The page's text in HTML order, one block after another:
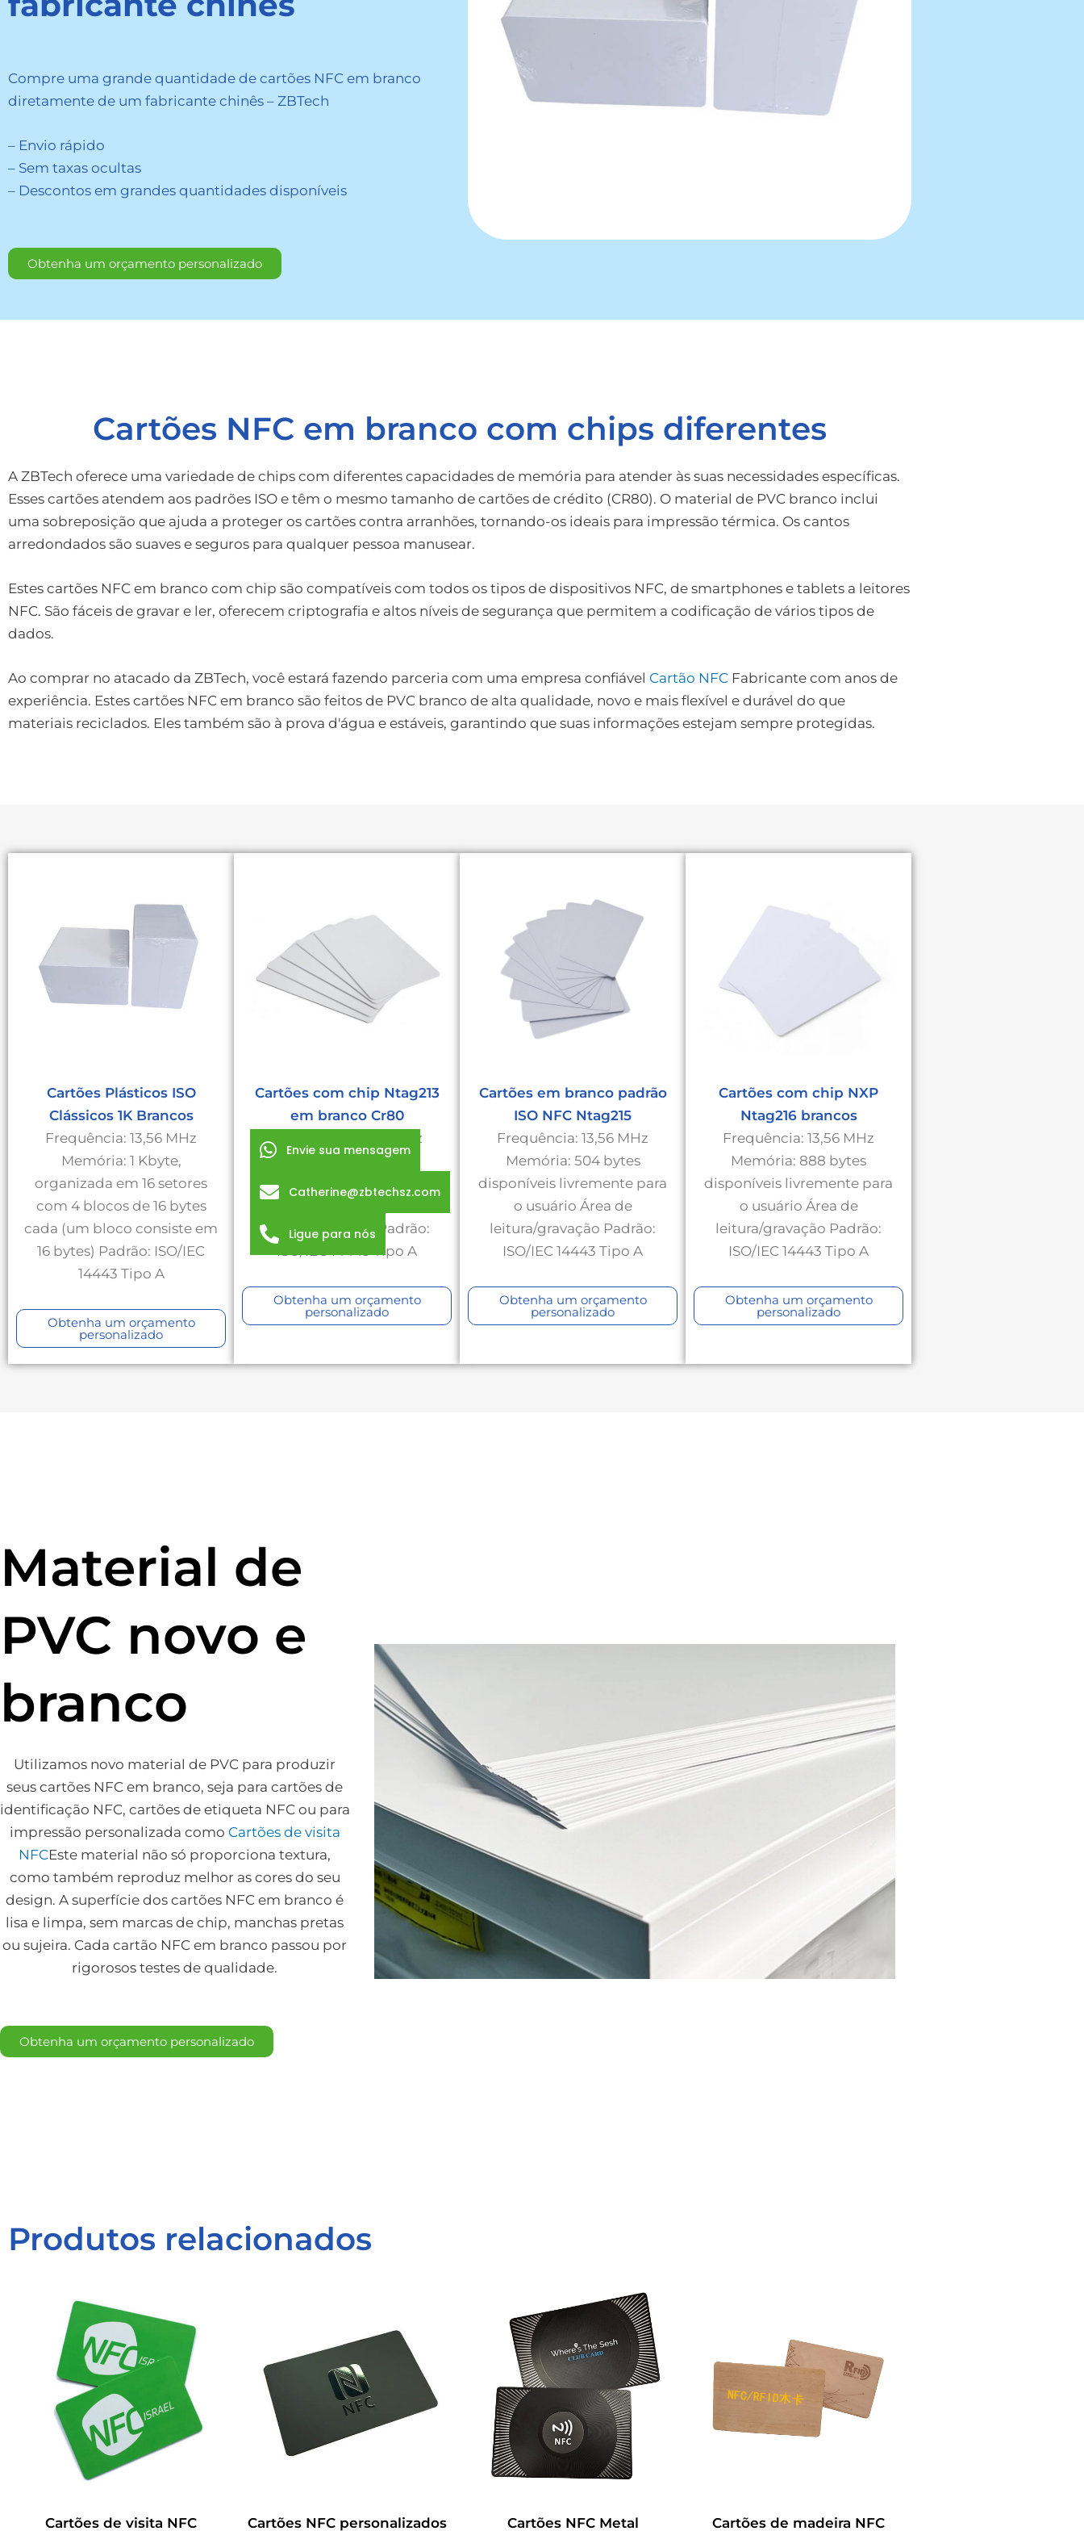
Compre uma grande quantidade de cartões NFC em branco
diretamente de um fabricante chinês – ZBTech
– Envio rápido
– Sem taxas ocultas
– Descontos em grandes quantidades disponíveis
Obtenha um orçamento personalizado
Cartões NFC em branco com chips diferentes
A ZBTech oferece uma variedade de chips com diferentes capacidades de memória para atender às suas necessidades específicas.
Esses cartões atendem aos padrões ISO e têm o mesmo tamanho de cartões de crédito (CR80). O material de PVC branco inclui
uma sobreposição que ajuda a proteger os cartões contra arranhões, tornando-os ideais para impressão térmica. Os cantos
arredondados são suaves e seguros para qualquer pessoa manusear.
Estes cartões NFC em branco com chip são compatíveis com todos os tipos de dispositivos NFC, de smartphones e tablets a leitores
NFC. São fáceis de gravar e ler, oferecem criptografia e altos níveis de segurança que permitem a codificação de vários tipos de
dados.
Ao comprar no atacado da ZBTech, você estará fazendo parceria com uma empresa confiável Cartão NFC Fabricante com anos de
experiência. Estes cartões NFC em branco são feitos de PVC branco de alta qualidade, novo e mais flexível e durável do que
materiais reciclados. Eles também são à prova d'água e estáveis, garantindo que suas informações estejam sempre protegidas.
Cartões Plásticos ISO
Clássicos 1K Brancos
Frequência: 13,56 MHz
Memória: 1 Kbyte,
organizada em 16 setores
com 4 blocos de 16 bytes
cada (um bloco consiste em
16 bytes) Padrão: ISO/IEC
14443 Tipo A
Obtenha um orçamento
personalizado
Cartões com chip Ntag213
em branco Cr80
Frequência: 13,56 MHz
Memória: 144 bytes
disponíveis livremente para
leitura/gravação Padrão:
ISO/IEC 14443 Tipo A
Obtenha um orçamento
personalizado
Cartões em branco padrão
ISO NFC Ntag215
Frequência: 13,56 MHz
Memória: 504 bytes
disponíveis livremente para
o usuário Área de
leitura/gravação Padrão:
ISO/IEC 14443 Tipo A
Obtenha um orçamento
personalizado
Cartões com chip NXP
Ntag216 brancos
Frequência: 13,56 MHz
Memória: 888 bytes
disponíveis livremente para
o usuário Área de
leitura/gravação Padrão:
ISO/IEC 14443 Tipo A
Obtenha um orçamento
personalizado
Material de
PVC novo e
branco
Utilizamos novo material de PVC para produzir
seus cartões NFC em branco, seja para cartões de
identificação NFC, cartões de etiqueta NFC ou para
impressão personalizada como Cartões de visita
NFCEste material não só proporciona textura,
como também reproduz melhor as cores do seu
design. A superfície dos cartões NFC em branco é
lisa e limpa, sem marcas de chip, manchas pretas
ou sujeira. Cada cartão NFC em branco passou por
rigorosos testes de qualidade.
Obtenha um orçamento personalizado
Produtos relacionados
Cartões de visita NFC Cartões NFC personalizados Cartões NFC Metal Cartões de madeira NFC
Envie sua mensagem
Catherine@zbtechsz.com
Ligue para nós